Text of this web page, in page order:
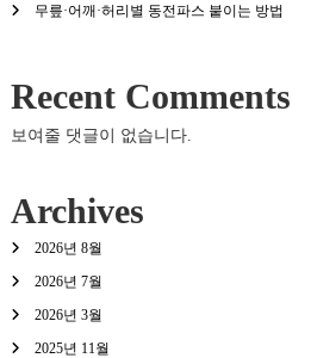
무릎·어깨·허리별 동전파스 붙이는 방법
Recent Comments
보여줄 댓글이 없습니다.
Archives
2026년 8월
2026년 7월
2026년 3월
2025년 11월